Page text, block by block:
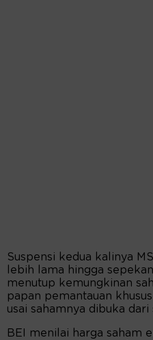
Suspensi kedua kalinya
lebih lama hingga
menutup kemungkinan
papan pemantauan khusus
usai sahamnya dibuka dari
BEI menilai harga saham